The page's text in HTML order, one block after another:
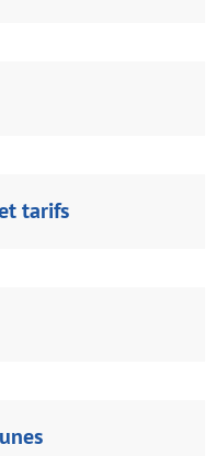
tarifs